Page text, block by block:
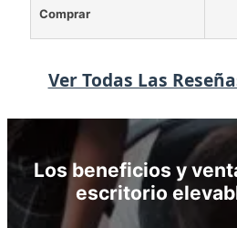
Comprar
Ver Todas Las
Los beneficios y
escritorio